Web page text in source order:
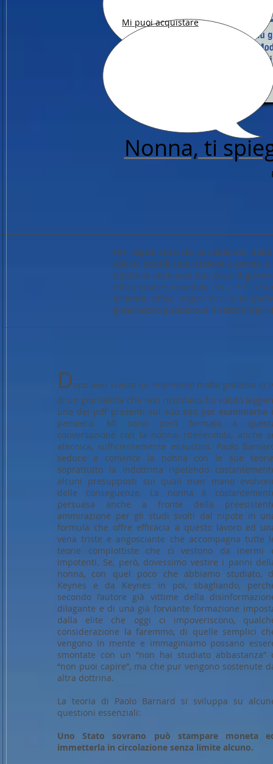
Nonna, ti
Per capire cosa sta succedendo,
Allora: prendi una nazione e pensa
dentro ci sono solo due cose: il
uffici, scuole, ospedali, ecc.; e il
aziende, uffici, negozi ecc. e la
governativo pubblico, e il settore dei
Mi puoi acquistare
Dopo aver rivisto un intervento molto grintoso in
di un giornalista che non ricordavo, ho voluto
uno dei pdf presenti sul suo sito per esaminarne
pensiero. Mi sono però fermato a
conversazione con la nonna, ritenendola, anche
atecnica, sufficientemente esaustiva. Paolo
seduce e convince la nonna con le sue
soprattutto la indottrina ripetendo
alcuni presupposti sui quali man mano
delle conseguenze. La nonna è
persuasa anche a fronte della
ammirazione per gli studi svolti dal nipote in
formula che offre efficacia a questo lavoro ed
vena triste e angosciante che accompagna tutte
teorie complottiste che ci vestono da inermi
impotenti. Se, però, dovessimo vestire i panni
nonna, con quel poco che abbiamo studiato,
Keynes e da Keynes in poi, sbagliando,
secondo l’autore già vittime della
dilagante e di una già forviante formazione
dalla elite che oggi ci impoveriscono,
considerazione la faremmo, di quelle semplici
vengono in mente e immaginiamo possano
smontate con un “non hai studiato abbastanza”
“non puoi capire”, ma che pur vengono sostenute
altra dottrina.
La teoria di Paolo Barnard si sviluppa su
questioni essenziali:
Uno Stato sovrano può stampare moneta
immetterla in circolazione senza limite alcuno.